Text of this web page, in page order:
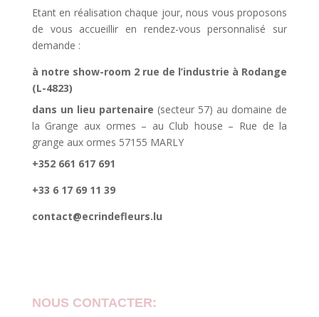
Etant en réalisation chaque jour, nous vous proposons
de vous accueillir en rendez-vous personnalisé sur
demande :
à notre show-room 2 rue de l’industrie à Rodange
(L-4823)
dans un lieu partenaire (secteur 57) au domaine de
la Grange aux ormes – au Club house – Rue de la
grange aux ormes 57155 MARLY
+352 661 617 691
+33 6 17 69 11 39
contact@ecrindefleurs.lu
NOUS CONTACTER: